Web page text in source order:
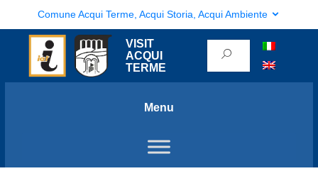
Comune Acqui Terme, Acqui Storia, Acqui Ambiente
VISIT
ACQUI
TERME
Menu